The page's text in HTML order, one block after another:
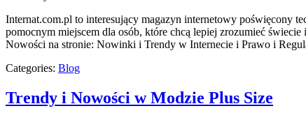
Internat.com.pl to interesujący magazyn internetowy poświęcony
pomocnym miejscem dla osób, które chcą lepiej zrozumieć
Nowości na stronie: Nowinki i Trendy w Internecie i Prawo i
Categories: Blog
Trendy i Nowości w Modzie Plus Size